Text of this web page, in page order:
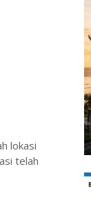
lokasi
telah